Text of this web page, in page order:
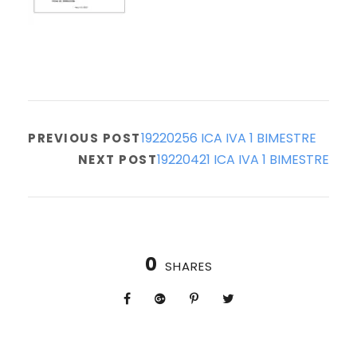
PREVIOUS POST19220256 ICA IVA 1 BIMESTRE
NEXT POST19220421 ICA IVA 1 BIMESTRE
0 SHARES